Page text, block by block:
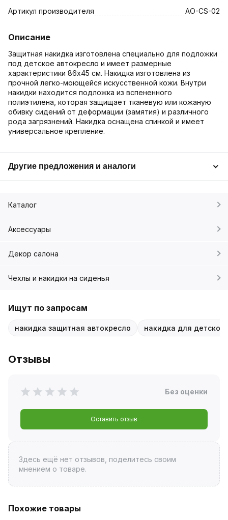
Артикул производителя AO-CS-02
Описание
Защитная накидка изготовлена специально для подложки
под детское автокресло и имеет размерные
характеристики 86х45 см. Накидка изготовлена из
прочной легко-моющейся искусственной кожи. Внутри
накидки находится подложка из вспененного
полиэтилена, которая защищает тканевую или кожаную
обивку сидений от деформации (замятия) и различного
рода загрязнений. Накидка оснащена спинкой и имеет
универсальное крепление.
Другие предложения и аналоги
Каталог
Аксессуары
Декор салона
Чехлы и накидки на сиденья
Ищут по запросам
накидка защитная автокресло накидка для
Отзывы
Без оценки
Оставить отзыв
Здесь ещё нет отзывов, поделитесь своим
мнением о товаре.
Похожие товары